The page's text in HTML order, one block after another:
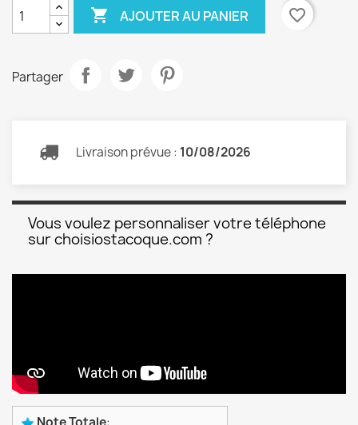
 AJOUTER AU PANIER favorite_border
Partager
Livraison prévue : 10/08/2026
Vous voulez personnaliser votre téléphone
sur choisiostacoque.com ?